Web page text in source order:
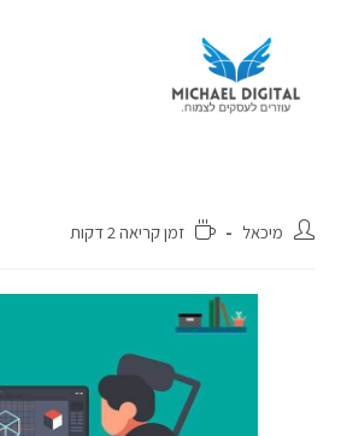
מיכאל זמן קריאה 2 דקות